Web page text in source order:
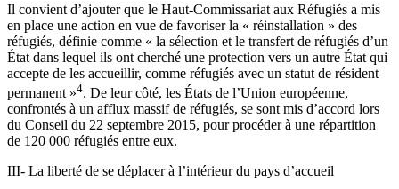
Il convient d’ajouter que le Haut-Commissariat aux Réfugiés a mis
en place une action en vue de favoriser la « réinstallation » des
réfugiés, définie comme « la sélection et le transfert de réfugiés d’un
État dans lequel ils ont cherché une protection vers un autre État qui
accepte de les accueillir, comme réfugiés avec un statut de résident
permanent »4. De leur côté, les États de l’Union européenne,
confrontés à un afflux massif de réfugiés, se sont mis d’accord lors
du Conseil du 22 septembre 2015, pour procéder à une répartition
de 120 000 réfugiés entre eux.
III- La liberté de se déplacer à l’intérieur du pays d’accueil